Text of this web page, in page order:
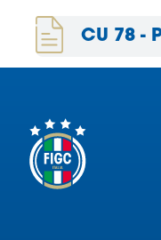
Shop
nazionali
Assicurazione
CU 78 -